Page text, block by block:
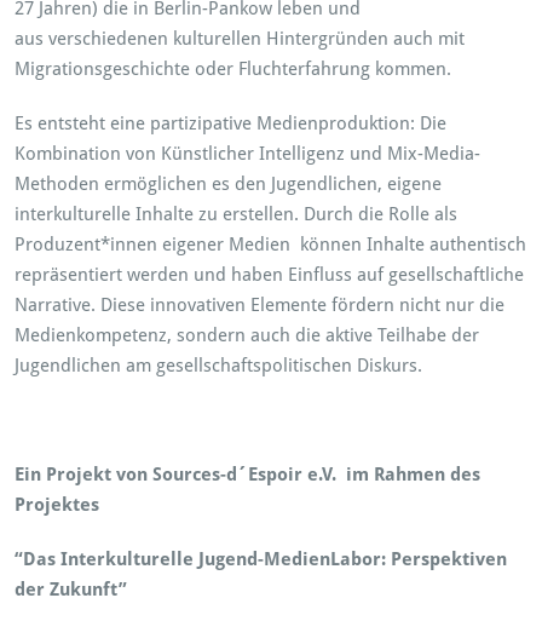
27 Jahren) die in Berlin-Pankow leben und
aus verschiedenen kulturellen Hintergründen auch mit
Migrationsgeschichte oder Fluchterfahrung kommen.
Es entsteht eine partizipative Medienproduktion: Die
Kombination von Künstlicher Intelligenz und Mix-Media-
Methoden ermöglichen es den Jugendlichen, eigene
interkulturelle Inhalte zu erstellen. Durch die Rolle als
Produzent*innen eigener Medien können Inhalte authentisch
repräsentiert werden und haben Einfluss auf gesellschaftliche
Narrative. Diese innovativen Elemente fördern nicht nur die
Medienkompetenz, sondern auch die aktive Teilhabe der
Jugendlichen am gesellschaftspolitischen Diskurs.
Ein Projekt von Sources-d´Espoir e.V. im Rahmen des
Projektes
“Das Interkulturelle Jugend-MedienLabor: Perspektiven
der Zukunft”